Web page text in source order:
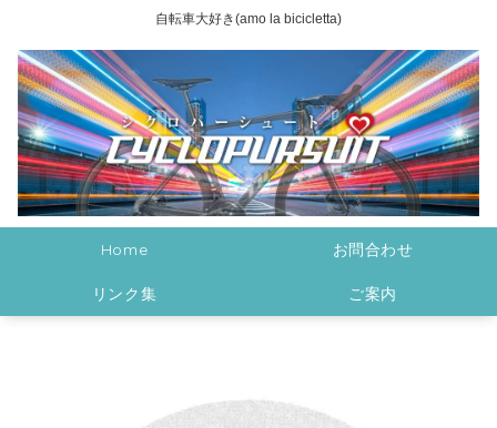
自転車大好き(amo la bicicletta)
Home お問合わせ
リンク集 ご案内